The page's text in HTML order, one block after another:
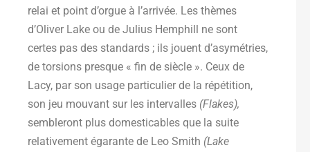
relai et point d’orgue à l’arrivée. Les thèmes
d’Oliver Lake ou de Julius Hemphill ne sont
certes pas des standards ; ils jouent d’asymétries,
de torsions presque « fin de siècle ». Ceux de
Lacy, par son usage particulier de la répétition,
son jeu mouvant sur les intervalles (Flakes),
sembleront plus domesticables que la suite
relativement égarante de Leo Smith (Lake